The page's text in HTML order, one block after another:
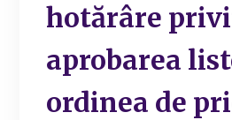
hotărâre
aprobarea
ordinea de